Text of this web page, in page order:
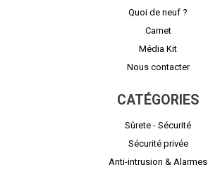
Quoi de neuf ?
Carnet
Média Kit
Nous contacter
CATÉGORIES
Sûrete - Sécurité
Sécurité privée
Anti-intrusion & Alarmes